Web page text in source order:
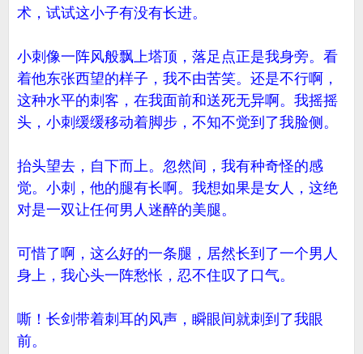
术，试试这小子有没有长进。
小刺像一阵风般飘上塔顶，落足点正是我身旁。看
着他东张西望的样子，我不由苦笑。还是不行啊，
这种水平的刺客，在我面前和送死无异啊。我摇摇
头，小刺缓缓移动着脚步，不知不觉到了我脸侧。
抬头望去，自下而上。忽然间，我有种奇怪的感
觉。小刺，他的腿有长啊。我想如果是女人，这绝
对是一双让任何男人迷醉的美腿。
可惜了啊，这么好的一条腿，居然长到了一个男人
身上，我心头一阵愁怅，忍不住叹了口气。
嘶！长剑带着刺耳的风声，瞬眼间就刺到了我眼
前。